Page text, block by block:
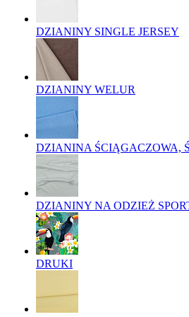
DZIANINY SINGLE JERSEY
DZIANINY WELUR
DZIANINA ŚCIĄGACZOWA,
DZIANINY NA ODZIEŻ
DRUKI